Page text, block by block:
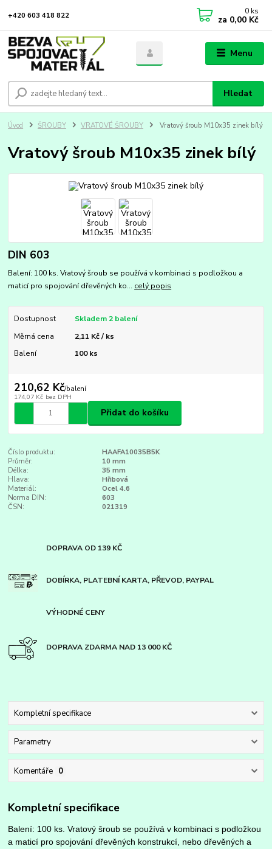
Menu
Hledat
+420 603 418 822 0 ks
za 0,00 Kč
Úvod ŠROUBY VRATOVÉ ŠROUBY Vratový šroub M10x35 zinek bílý
Vratový šroub M10x35 zinek bílý
DIN 603
Balení: 100 ks. Vratový šroub se používá v kombinaci s podložkou a
maticí pro spojování dřevěných ko... celý popis
Dostupnost
Skladem 2 balení
Měrná cena
2,11 Kč / ks
Balení
100 ks
210,62 Kč/balení
174,07 Kč bez DPH
Přidat do košíku
Číslo produktu:
HAAFA10035B5K
Průměr:
10 mm
Délka:
35 mm
Hlava:
Hřibová
Materiál:
Ocel 4.6
Norma DIN:
603
ČSN:
021319
DOPRAVA OD 139 KČ
DOBÍRKA, PLATEBNÍ KARTA, PŘEVOD, PAYPAL
VÝHODNÉ CENY
DOPRAVA ZDARMA NAD 13 000 KČ
Kompletní specifikace
Parametry
Komentáře 0
Kompletní specifikace
Balení: 100 ks. Vratový šroub se používá v kombinaci s podložkou
a maticí pro spojování dřevěných konstrukcí, nebo dřevěných a